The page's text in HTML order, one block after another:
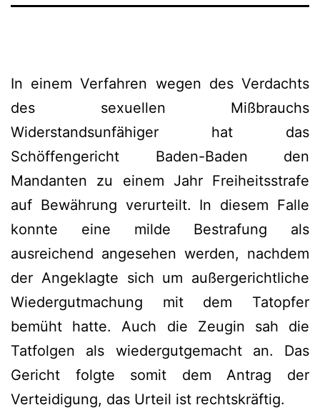
In einem Verfahren wegen des Verdachts
des sexuellen Mißbrauchs
Widerstandsunfähiger hat das
Schöffengericht Baden-Baden den
Mandanten zu einem Jahr Freiheitsstrafe
auf Bewährung verurteilt. In diesem Falle
konnte eine milde Bestrafung als
ausreichend angesehen werden, nachdem
der Angeklagte sich um außergerichtliche
Wiedergutmachung mit dem Tatopfer
bemüht hatte. Auch die Zeugin sah die
Tatfolgen als wiedergutgemacht an. Das
Gericht folgte somit dem Antrag der
Verteidigung, das Urteil ist rechtskräftig.